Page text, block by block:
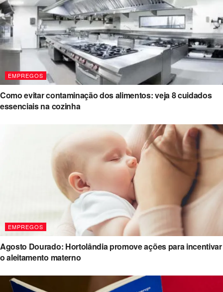
EMPREGOS
Como evitar contaminação dos alimentos: veja 8 cuidados
essenciais na cozinha
EMPREGOS
Agosto Dourado: Hortolândia promove ações para incentivar
o aleitamento materno